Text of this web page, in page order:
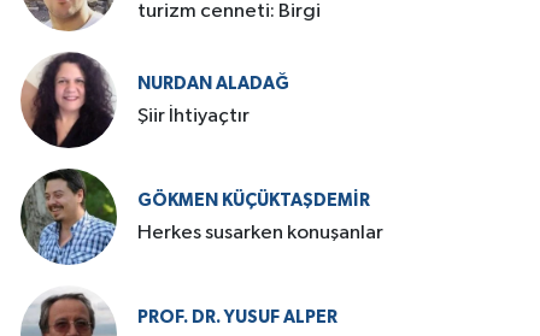
turizm cenneti: Birgi
NURDAN ALADAĞ
Şiir İhtiyaçtır
GÖKMEN KÜÇÜKTAŞDEMIR
Herkes susarken konuşanlar
PROF. DR. YUSUF ALPER